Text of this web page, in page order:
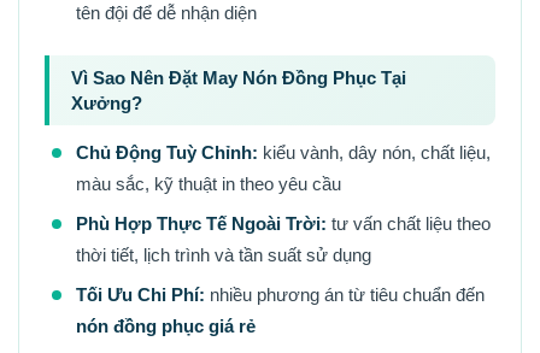
tên đội để dễ nhận diện
Vì Sao Nên Đặt May Nón Đồng Phục Tại
Xưởng?
Chủ Động Tuỳ Chỉnh: kiểu vành, dây nón, chất liệu,
màu sắc, kỹ thuật in theo yêu cầu
Phù Hợp Thực Tế Ngoài Trời: tư vấn chất liệu theo
thời tiết, lịch trình và tần suất sử dụng
Tối Ưu Chi Phí: nhiều phương án từ tiêu chuẩn đến
nón đồng phục giá rẻ